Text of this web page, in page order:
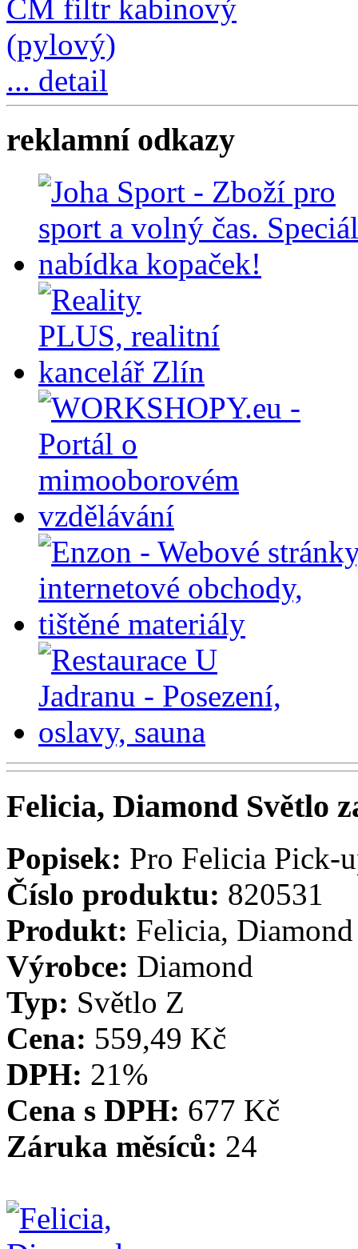
... detail
reklamní odkazy
Felicia, Diamond Světlo
Popisek: Pro Felicia Pick-
Číslo produktu: 820531
Produkt: Felicia,
Výrobce: Diamond
Typ: Světlo Z
Cena: 559,49 Kč
DPH: 21%
Cena s DPH: 677 Kč
Záruka měsíců: 24